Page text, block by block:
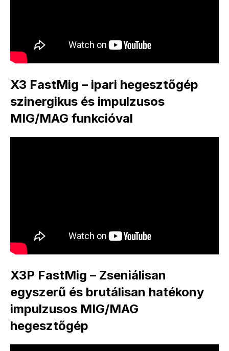
X3 FastMig – ipari hegesztőgép
szinergikus és impulzusos
MIG/MAG funkcióval
X3P FastMig – Zseniálisan
egyszerű és brutálisan hatékony
impulzusos MIG/MAG
hegesztőgép